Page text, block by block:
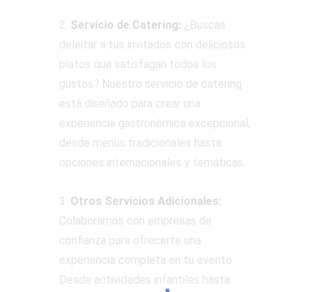
2. Servicio de Catering: ¿Buscas
deleitar a tus invitados con deliciosos
platos que satisfagan todos los
gustos? Nuestro servicio de catering
está diseñado para crear una
experiencia gastronómica excepcional,
desde menús tradicionales hasta
opciones internacionales y temáticas.
3. Otros Servicios Adicionales:
Colaboramos con empresas de
confianza para ofrecerte una
experiencia completa en tu evento.
Desde actividades infantiles hasta